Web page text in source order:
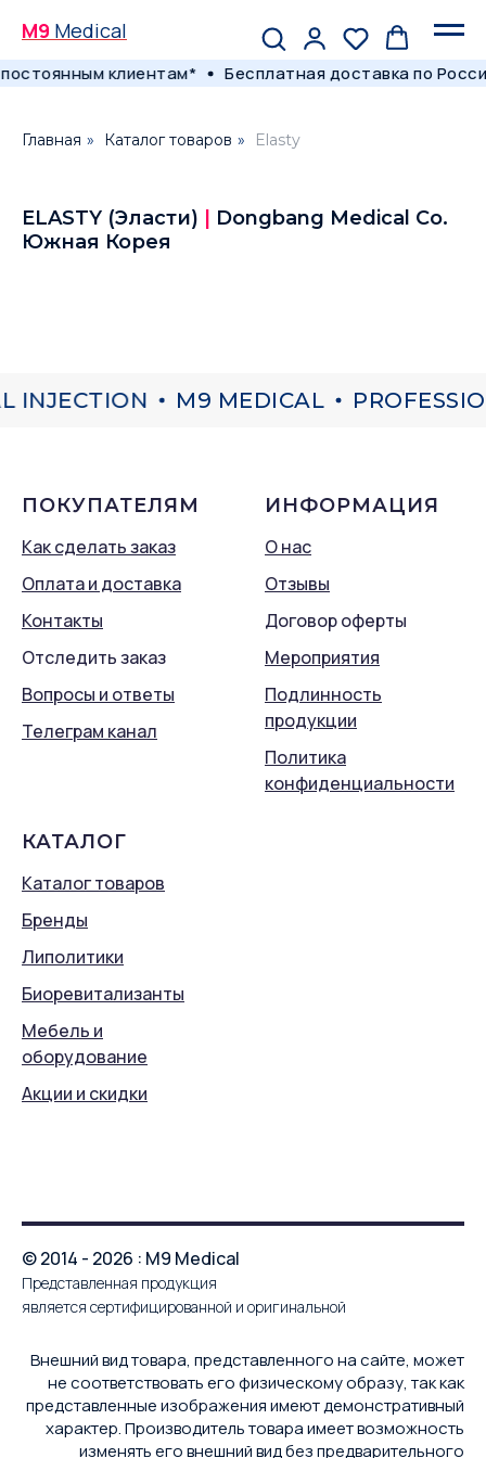
M9 Medical
клиентам* Бесплатная доставка по
Главная » Каталог товаров » Elasty
ELASTY (Эласти)
Dongbang Medical Co.
Южная Корея
INJECTION M9 MEDICAL
ПОКУПАТЕЛЯМ
Как сделать заказ
Оплата и доставка
Контакты
Отследить заказ
Вопросы и ответы
Телеграм канал
ИНФОРМАЦИЯ
О нас
Отзывы
Договор оферты
Мероприятия
Подлинность
продукции
Политика
конфиденциальности
КАТАЛОГ
Каталог товаров
Бренды
Липолитики
Биоревитализанты
Мебель и
оборудование
Акции и скидки
© 2014 - 2026 : M9 Medical
Представленная продукция
является сертифицированной и оригинальной
Внешний вид товара, представленного на сайте, может
не соответствовать его физическому образу, так как
представленные изображения имеют демонстративный
характер. Производитель товара имеет возможность
изменять его внешний вид без предварительного